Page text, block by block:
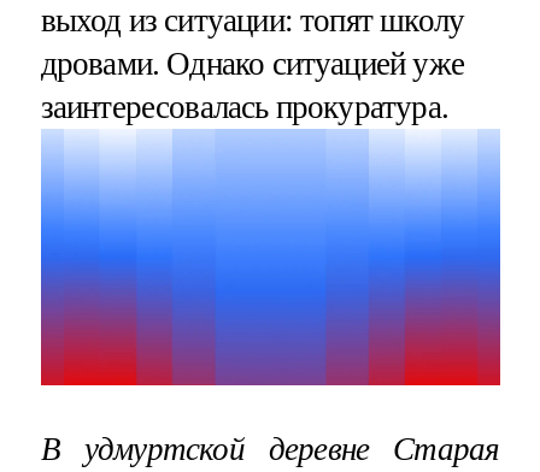
выход из ситуации: топят школу
дровами. Однако ситуацией уже
заинтересовалась прокуратура.
В удмуртской деревне Старая